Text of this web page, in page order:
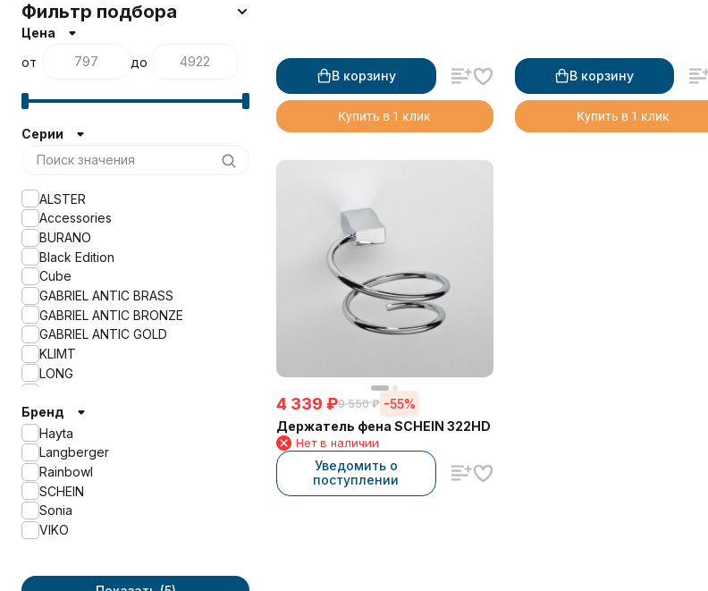
В корзину
Купить в 1 клик
В корзину
Купить в 1 клик
4 339 ₽9 550 ₽ -55%
Держатель фена SCHEIN 322HD
Нет в наличии
Уведомить о
поступлении
Фильтр подбора
Цена
от
до
Серии
ALSTER
Accessories
BURANO
Black Edition
Cube
GABRIEL ANTIC BRASS
GABRIEL ANTIC BRONZE
GABRIEL ANTIC GOLD
KLIMT
LONG
QUICK
SWING
Бренд
Hayta
Langberger
Rainbowl
SCHEIN
Sonia
VIKO